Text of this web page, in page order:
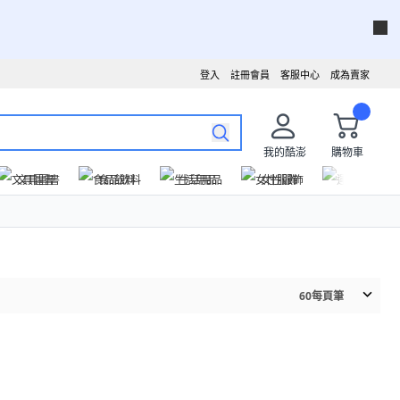
成為賣家
客服中心
註冊會員
登入
我的酷澎
購物車
文具圖書
食品飲料 生活用品 女性服飾
60每頁筆